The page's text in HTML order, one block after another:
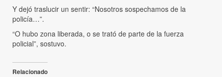
Y dejó traslucir un sentir: “Nosotros sospechamos de la
policía…”.
“O hubo zona liberada, o se trató de parte de la fuerza
policial”, sostuvo.
Relacionado